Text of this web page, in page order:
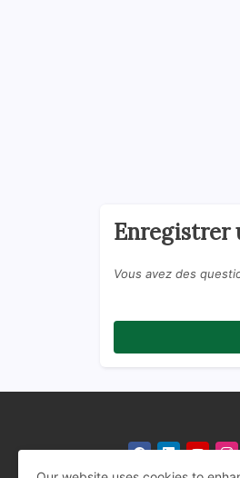
Enregistrer
Vous avez des